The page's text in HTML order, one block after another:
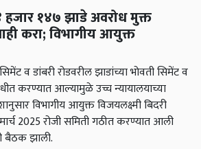
हजार १४७ झाडे अवरोध मुक्त
करा; विभागीय आयुक्त
व डांबरी रोडवरील झाडांच्या भोवती सिमेंट व
करण्यात आल्यामुळे उच्च न्यायालयाच्या
विभागीय आयुक्त विजयलक्ष्मी बिदरी
2025 रोजी समिती गठीत करण्यात आली
बैठक झाली.